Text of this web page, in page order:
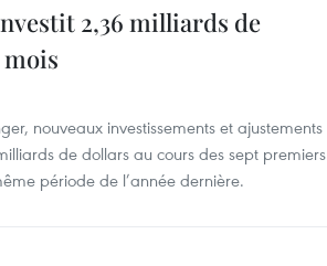
2,36 milliards de
nouveaux investissements et ajustements
de dollars au cours des sept premiers
période de l’année dernière.